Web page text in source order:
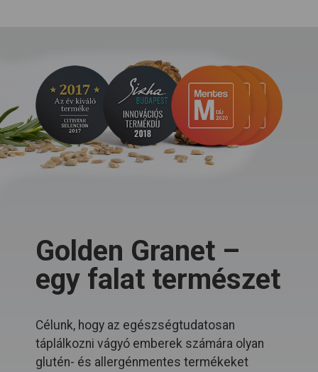
Golden Granet –
egy falat természet
Célunk, hogy az egészségtudatosan
táplálkozni vágyó emberek számára olyan
glutén- és allergénmentes termékeket